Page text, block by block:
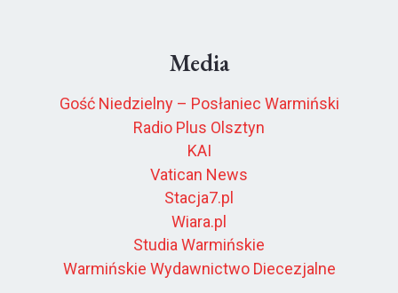
Media
Gość Niedzielny – Posłaniec Warmiński
Radio Plus Olsztyn
KAI
Vatican News
Stacja7.pl
Wiara.pl
Studia Warmińskie
Warmińskie Wydawnictwo Diecezjalne